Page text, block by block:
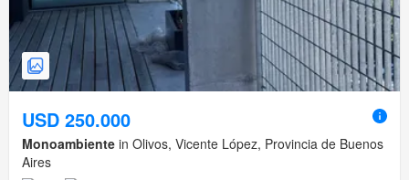
USD 250.000
Monoambiente in Olivos, Vicente López, Provincia de Buenos
Aires